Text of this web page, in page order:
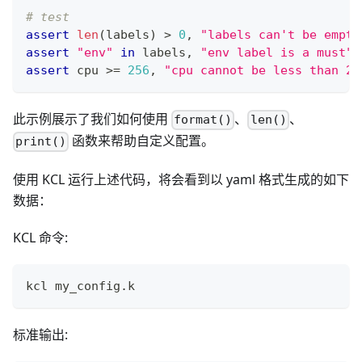
# test
assert
len (labels) > 0 ,
"labels can't be
assert
"env" in labels ,
"env label is a must"
assert cpu >= 256 , "cpu cannot be less than
此示例展示了我们如何使用 format() 、 len() 、
print() 函数来帮助自定义配置。
使用 KCL 运行上述代码，将会看到以 yaml 格式生成的如下
数据：
KCL 命令:
kcl my_config.k
标准输出: